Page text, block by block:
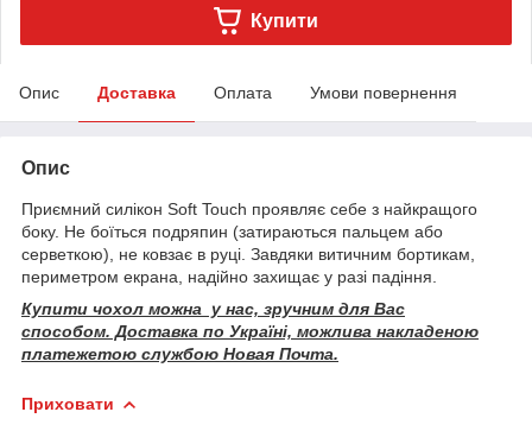
Купити
Опис Доставка Оплата Умови повернення
Опис
Приємний силікон Soft Touch проявляє себе з найкращого
боку. Не боїться подряпин (затираються пальцем або
серветкою), не ковзає в руці. Завдяки витичним бортикам,
периметром екрана, надійно захищає у разі падіння.
Купити чохол можна у нас, зручним для Вас
способом. Доставка по Україні, можлива накладеною
платежетою службою Новая Почта.
Приховати